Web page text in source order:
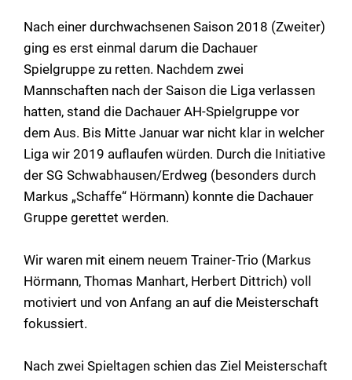
Nach einer durchwachsenen Saison 2018 (Zweiter)
ging es erst einmal darum die Dachauer
Spielgruppe zu retten. Nachdem zwei
Mannschaften nach der Saison die Liga verlassen
hatten, stand die Dachauer AH-Spielgruppe vor
dem Aus. Bis Mitte Januar war nicht klar in welcher
Liga wir 2019 auflaufen würden. Durch die Initiative
der SG Schwabhausen/Erdweg (besonders durch
Markus „Schaffe“ Hörmann) konnte die Dachauer
Gruppe gerettet werden.
Wir waren mit einem neuem Trainer-Trio (Markus
Hörmann, Thomas Manhart, Herbert Dittrich) voll
motiviert und von Anfang an auf die Meisterschaft
fokussiert.
Nach zwei Spieltagen schien das Ziel Meisterschaft